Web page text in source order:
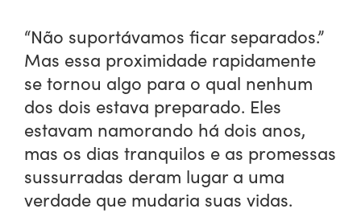
“Não suportávamos ficar separados.”
Mas essa proximidade rapidamente
se tornou algo para o qual nenhum
dos dois estava preparado. Eles
estavam namorando há dois anos,
mas os dias tranquilos e as promessas
sussurradas deram lugar a uma
verdade que mudaria suas vidas.